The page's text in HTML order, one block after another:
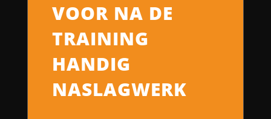
VOOR NA DE
TRAINING
HANDIG
NASLAGWERK